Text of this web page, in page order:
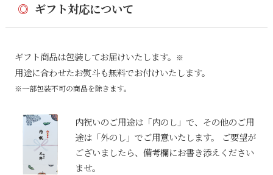
◎ ギフト対応について
ギフト商品は包装してお届けいたします。 ※
用途に合わせたお熨斗も無料でお付けいたします。
※一部包装不可の商品を除きます。
内祝いのご用途は「内のし」で、その他のご用
途は「外のし」でご用意いたします。 ご要望が
ございましたら、備考欄にお書き添えください
ませ。